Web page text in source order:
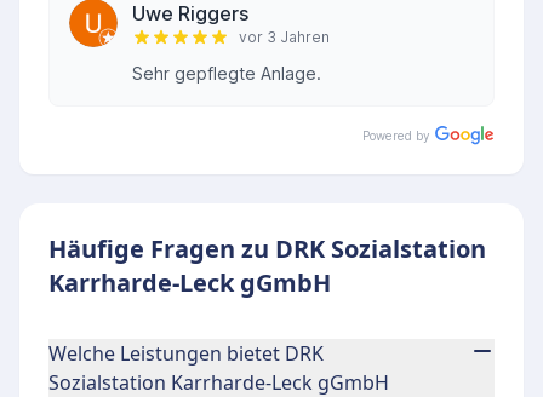
Uwe Riggers
vor 3 Jahren
Sehr gepflegte Anlage.
Powered by
Häufige Fragen zu DRK Sozialstation
Karrharde-Leck gGmbH
Welche Leistungen bietet DRK
Sozialstation Karrharde-Leck gGmbH